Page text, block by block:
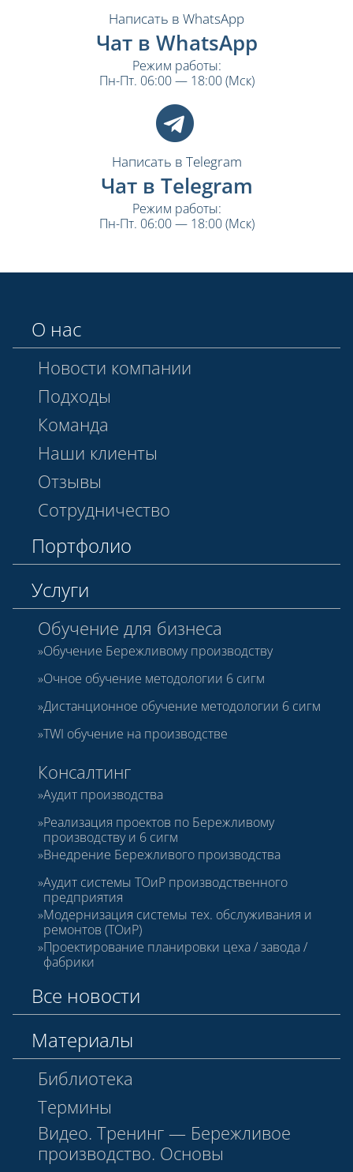
Написать в WhatsApp
Чат в WhatsApp
Режим работы:
Пн-Пт. 06:00 — 18:00 (Мск)
Написать в Telegram
Чат в Telegram
Режим работы:
Пн-Пт. 06:00 — 18:00 (Мск)
О нас
Новости компании
Подходы
Команда
Наши клиенты
Отзывы
Сотрудничество
Портфолио
Услуги
Обучение для бизнеса
Обучение Бережливому производству
Очное обучение методологии 6 сигм
Дистанционное обучение методологии 6 сигм
TWI обучение на производстве
Консалтинг
Аудит производства
Реализация проектов по Бережливому
производству и 6 сигм
Внедрение Бережливого производства
Аудит системы ТОиР производственного
предприятия
Модернизация системы тех. обслуживания и
ремонтов (ТОиР)
Проектирование планировки цеха / завода /
фабрики
Все новости
Материалы
Библиотека
Термины
Видео. Тренинг — Бережливое
производство. Основы